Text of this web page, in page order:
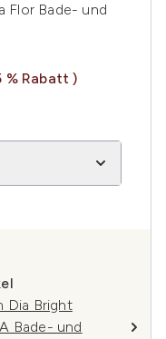
Flor Bade- und
% Rabatt )
Dia Bright
Bade- und